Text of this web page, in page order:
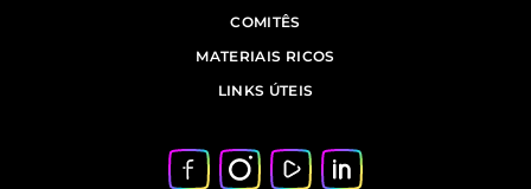
COMITÊS
MATERIAIS RICOS
LINKS ÚTEIS